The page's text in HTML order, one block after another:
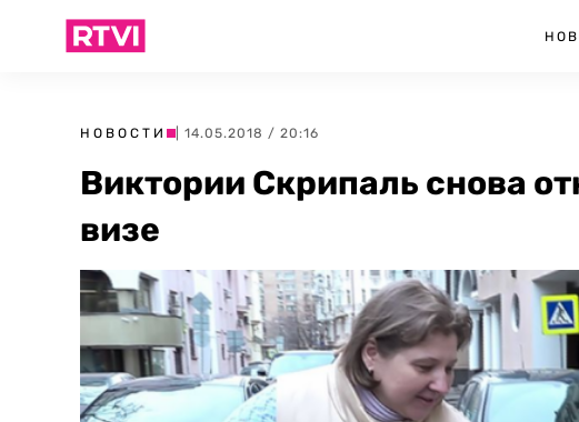
НОВОСТИ | 14.05.2018 / 20:16
Виктории Скрипаль снова
визе